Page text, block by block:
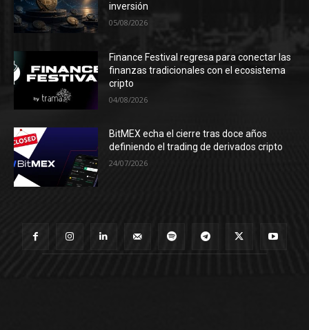
inversión
05/08/2026
Finance Festival regresa para conectar las
finanzas tradicionales con el ecosistema
cripto
04/08/2026
BitMEX echa el cierre tras doce años
definiendo el trading de derivados cripto
24/07/2026